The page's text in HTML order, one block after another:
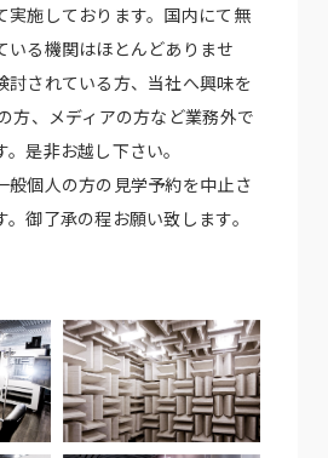
実施しております。国内にて無
いる機関はほとんどありませ
討されている方、当社へ興味を
方、メディアの方など業務外で
是非お越し下さい。
個人の方の見学予約を中止さ
御了承の程お願い致します。